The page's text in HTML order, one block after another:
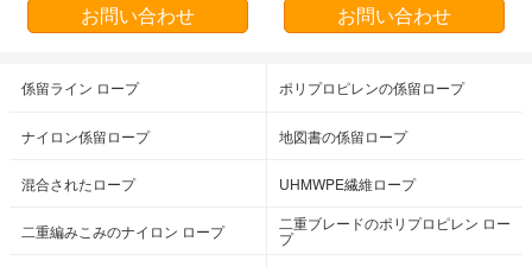
お問い合わせ
お問い合わせ
係留ライン ロープ ポリプロピレンの係留ロープ
ナイロン係留ロープ 地図書の係留ロープ
混合されたロープ UHMWPE繊維ロープ
二重編みこみのナイロン ロープ 二重ブレードのポリプロピレン ロー
プ